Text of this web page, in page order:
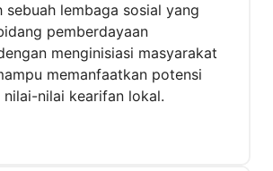
sebuah lembaga sosial yang
pemberdayaan
menginisiasi masyarakat
memanfaatkan potensi
nilai-nilai kearifan lokal.